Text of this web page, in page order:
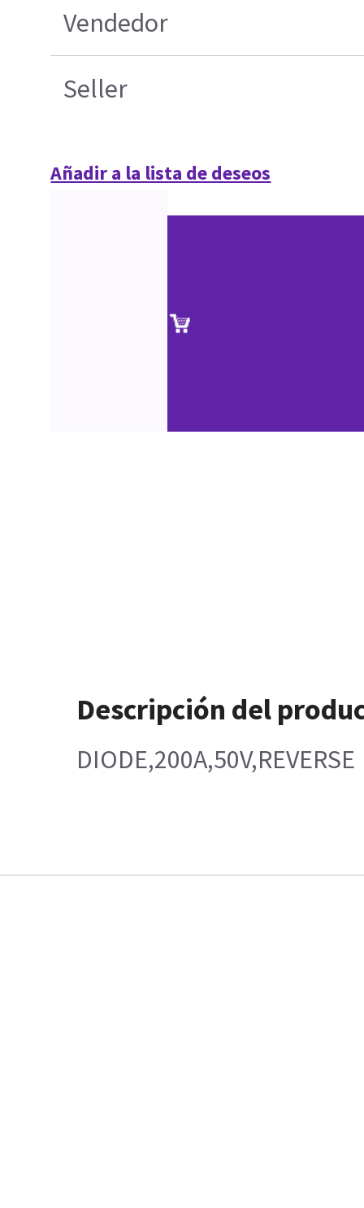
Vendedor
Seller
Añadir a la lista de deseos
Descripción del
DIODE,200A,50V,REVERSE